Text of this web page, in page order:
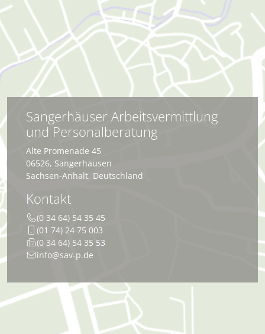
Sangerhäuser Arbeitsvermittlung
und Personalberatung
Alte Promenade 45
06526, Sangerhausen
Sachsen-Anhalt, Deutschland
Kontakt
(0 34 64) 54 35 45
(01 74) 24 75 003
(0 34 64) 54 35 53
info@sav-p.de